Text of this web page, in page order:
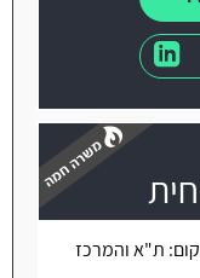
משרה חמה
ת"א והמרכז